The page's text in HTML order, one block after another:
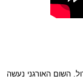
השום האורגני נעשה